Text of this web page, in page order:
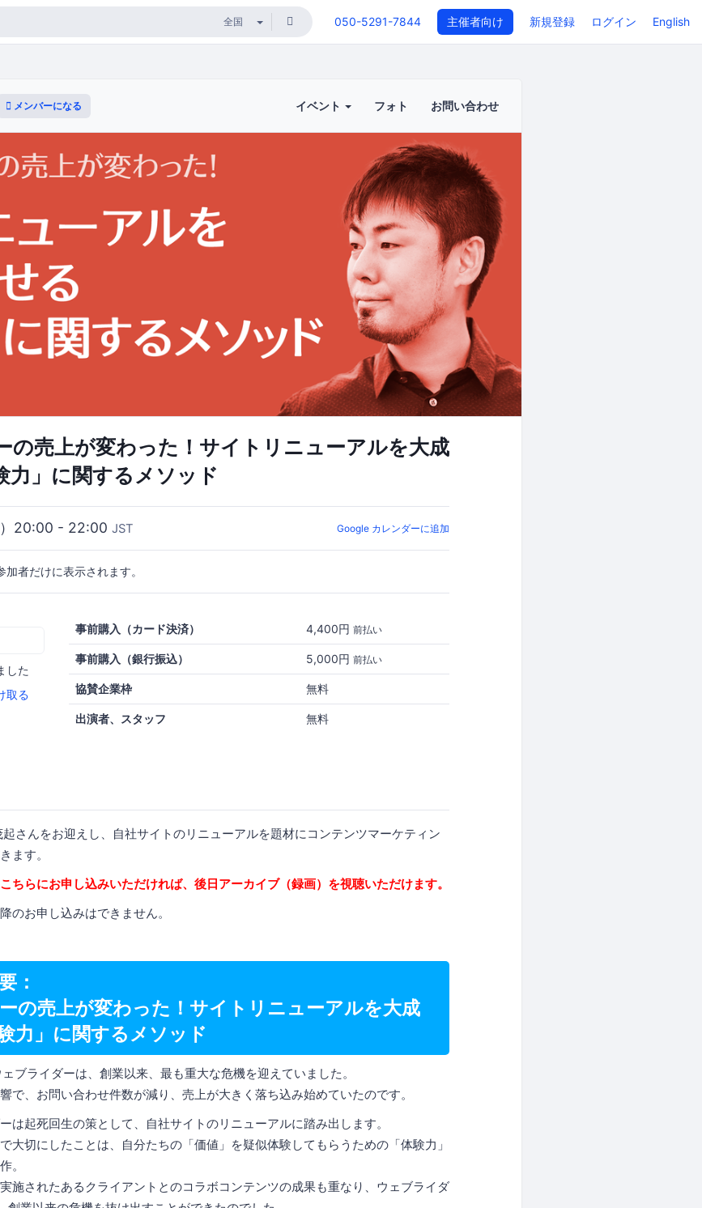
050-5291-7844 主催者向け 新規登録 ログイン English
メンバーになる イベント フォト お問い合わせ
の売上が変わった！サイトリニューアルを大成
力」に関するメソッド
20:00 - 22:00 JST Google カレンダーに追加
加者だけに表示されます。
した
取る
事前購入（カード決済） 4,400円 前払い
事前購入（銀行振込） 5,000円 前払い
協賛企業枠 無料
出演者、スタッフ 無料
さんをお迎えし、自社サイトのリニューアルを題材にコンテンツマーケティン
ます。
ちらにお申し込みいただければ、後日アーカイブ（録画）を視聴いただけます。
のお申し込みはできません。
：
の売上が変わった！サイトリニューアルを大成
力」に関するメソッド
ブライダーは、創業以来、最も重大な危機を迎えていました。
で、お問い合わせ件数が減り、売上が大きく落ち込み始めていたのです。
は起死回生の策として、自社サイトのリニューアルに踏み出します。
大切にしたことは、自分たちの「価値」を疑似体験してもらうための「体験力」
。
施されたあるクライアントとのコラボコンテンツの成果も重なり、ウェブライダ